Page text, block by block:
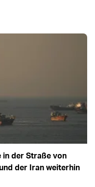
in der Straße von
der Iran weiterhin